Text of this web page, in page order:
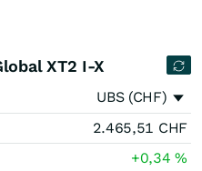
XT2 I-X
UBS (CHF)
2.465,51 CHF
+0,34%